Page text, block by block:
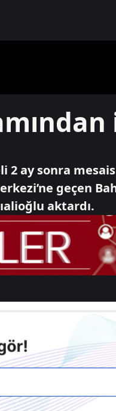
ay sonra
geçen
aktardı.